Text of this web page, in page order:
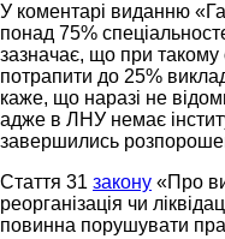
У коментарі виданню
понад 75%
зазначає, що при
потрапити до 25%
каже, що наразі не
адже в ЛНУ немає
завершились
Стаття 31 закону «Про
реорганізація чи
повинна порушувати